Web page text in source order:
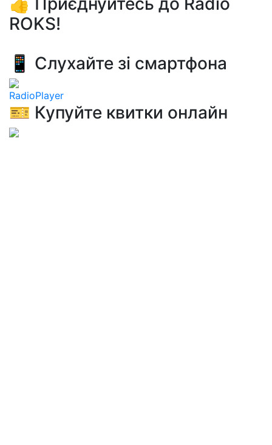
ROKS!
📱 Слухайте зі смартфона
RadioPlayer
🎫 Купуйте квитки онлайн